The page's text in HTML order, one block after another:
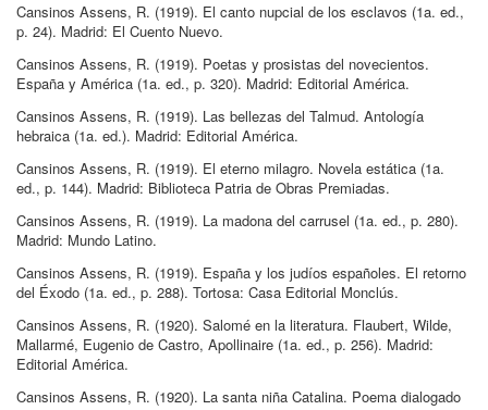
Cansinos Assens, R. (1919). El canto nupcial de los esclavos (1a. ed.,
p. 24). Madrid: El Cuento Nuevo.
Cansinos Assens, R. (1919). Poetas y prosistas del novecientos.
España y América (1a. ed., p. 320). Madrid: Editorial América.
Cansinos Assens, R. (1919). Las bellezas del Talmud. Antología
hebraica (1a. ed.). Madrid: Editorial América.
Cansinos Assens, R. (1919). El eterno milagro. Novela estática (1a.
ed., p. 144). Madrid: Biblioteca Patria de Obras Premiadas.
Cansinos Assens, R. (1919). La madona del carrusel (1a. ed., p. 280).
Madrid: Mundo Latino.
Cansinos Assens, R. (1919). España y los judíos españoles. El retorno
del Éxodo (1a. ed., p. 288). Tortosa: Casa Editorial Monclús.
Cansinos Assens, R. (1920). Salomé en la literatura. Flaubert, Wilde,
Mallarmé, Eugenio de Castro, Apollinaire (1a. ed., p. 256). Madrid:
Editorial América.
Cansinos Assens, R. (1920). La santa niña Catalina. Poema dialogado